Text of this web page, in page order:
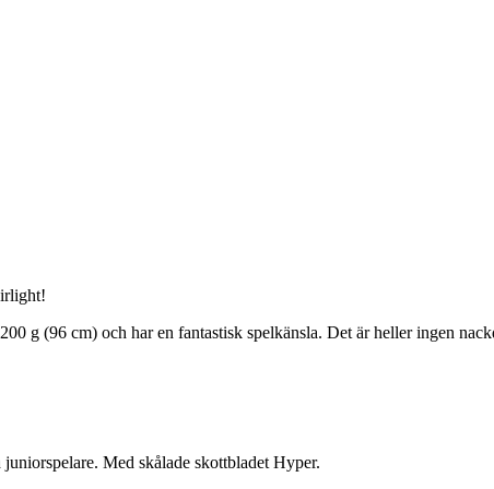
g (96 cm) och har en fantastisk spelkänsla. Det är heller ingen
Med skålade skottbladet Hyper.